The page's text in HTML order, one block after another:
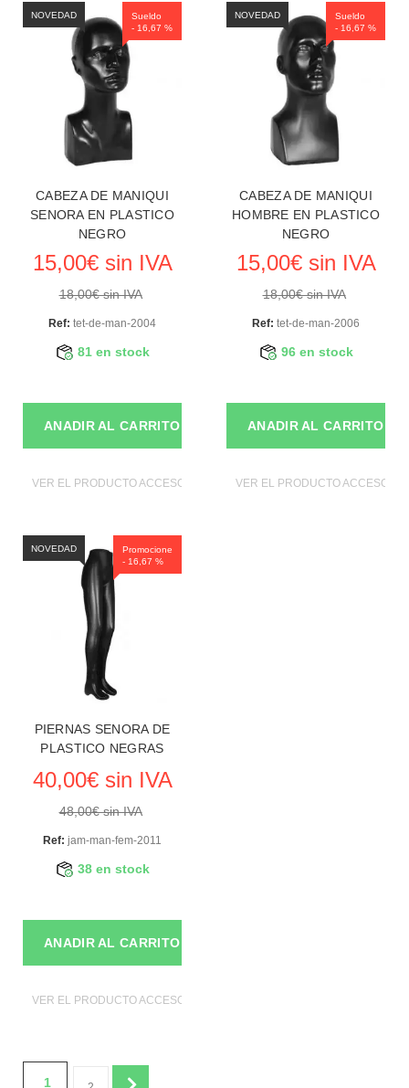
Sueldo
- 16,67 %
NOVEDAD
CABEZA DE MANIQUI
SENORA EN PLASTICO
NEGRO
15,00€ sin IVA
18,00€ sin IVA
Ref: tet-de-man-2004
81 en stock
ANADIR AL CARRITO
VER EL PRODUCTO ACCESORIOS DE MANIQUIES
Sueldo
- 16,67 %
NOVEDAD
CABEZA DE MANIQUI
HOMBRE EN PLASTICO
NEGRO
15,00€ sin IVA
18,00€ sin IVA
Ref: tet-de-man-2006
96 en stock
ANADIR AL CARRITO
VER EL PRODUCTO
Promocione
- 16,67 %
NOVEDAD
PIERNAS SENORA DE
PLASTICO NEGRAS
40,00€ sin IVA
48,00€ sin IVA
Ref: jam-man-fem-2011
38 en stock
ANADIR AL CARRITO
VER EL PRODUCTO ACCESORIOS DE MANIQUIES
1